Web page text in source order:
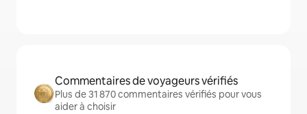
Commentaires de voyageurs vérifiés
Plus de 31 870 commentaires vérifiés pour vous
aider à choisir